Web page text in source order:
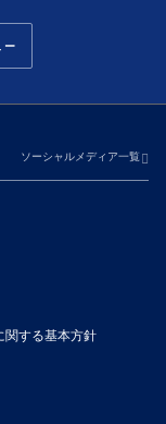
ー
ソーシャルメディア一覧
関する基本方針